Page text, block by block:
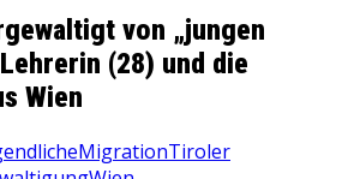
von „jungen
(28) und die
Wien
MigrationTiroler